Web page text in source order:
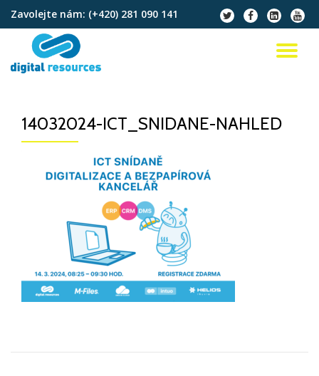
Přeskočit
obsah
Zavolejte nám: (+420) 281 090 141
fa-
twitter
fa-
facebook
fa-
linkedin-
square
fa-
14032024-ICT_SNIDANE-NAHLED